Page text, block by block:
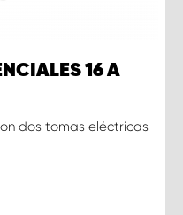
16 A
dos tomas eléctricas